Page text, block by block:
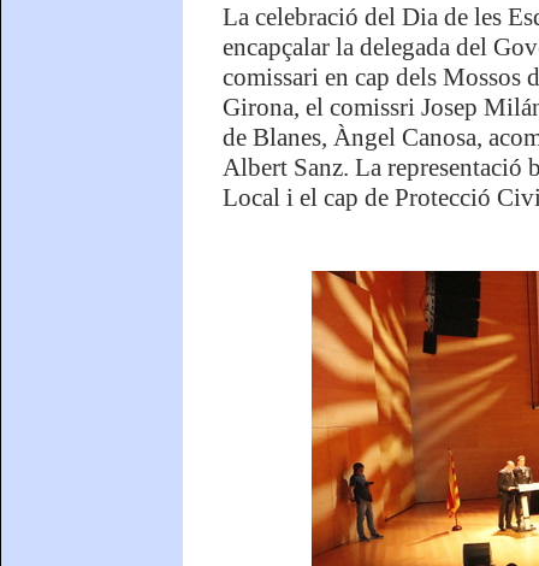
La celebració del Dia de les
encapçalar la delegada del
comissari en cap dels Mossos
Girona, el comissri Josep
de Blanes, Àngel Canosa,
Albert Sanz. La representació
Local i el cap de Protecció